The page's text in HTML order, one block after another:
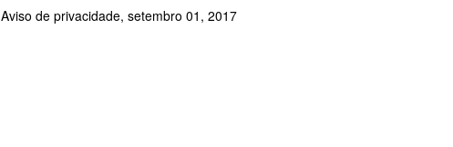
Aviso de privacidade, setembro 01, 2017